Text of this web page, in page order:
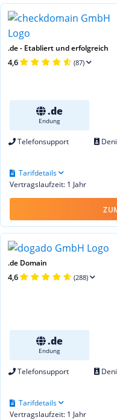
.de - Etabliert und erfolgreich
4,6 (87)
.de
Endung
Telefonsupport
Vertragslaufzeit: 1 Jahr
Tarifdetails
.de Domain
4,6 (288)
.de
Endung
Telefonsupport
Vertragslaufzeit: 1 Jahr
Tarifdetails